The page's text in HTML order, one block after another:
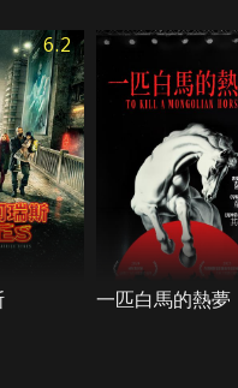
6.2
一匹白馬的熱夢